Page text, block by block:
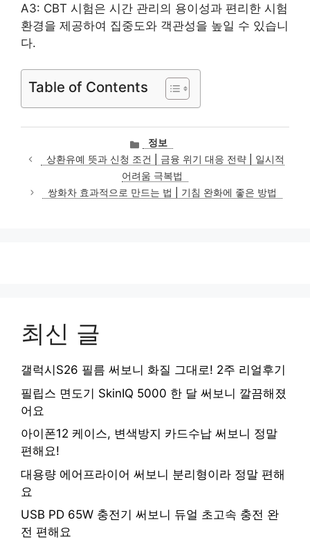
A3: CBT 시험은 시간 관리의 용이성과 편리한 시험
환경을 제공하여 집중도와 객관성을 높일 수 있습니
다.
Table of Contents
카
테
고
리
정보
상환유예 뜻과 신청 조건 | 금융 위기 대응 전략 | 일시적
어려움 극복법
쌍화차 효과적으로 만드는 법 | 기침 완화에 좋은 방법
최신 글
갤럭시S26 필름 써보니 화질 그대로! 2주 리얼후기
필립스 면도기 SkinIQ 5000 한 달 써보니 깔끔해졌
어요
아이폰12 케이스, 변색방지 카드수납 써보니 정말
편해요!
대용량 에어프라이어 써보니 분리형이라 정말 편해
요
USB PD 65W 충전기 써보니 듀얼 초고속 충전 완
전 편해요